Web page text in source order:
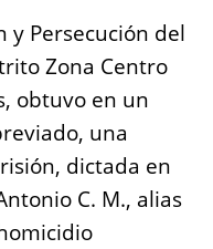
Li
n
k
y Persecución del
Zona Centro
obtuvo en un
una
dictada en
C. M., alias